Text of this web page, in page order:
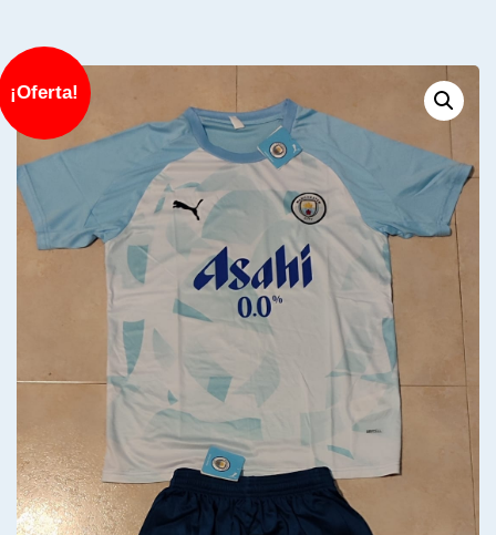
¡Oferta!